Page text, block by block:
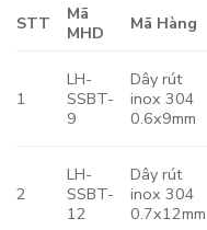
STT
Mã
MHD
Mã Hàng
1
LH-
SSBT-
9
Dây rút
inox 304
0.6x9mm
2
LH-
SSBT-
12
Dây rút
inox 304
0.7x12mm